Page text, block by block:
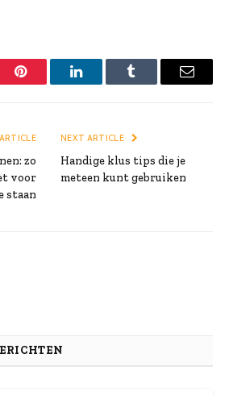
Pinterest LinkedInTumblr Email
zo
voor
staan
NEXT ARTICLE
Handige klus tips die je
meteen kunt gebruiken